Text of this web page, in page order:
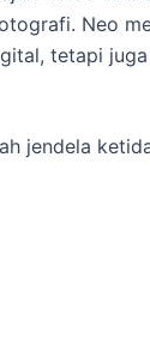
Neo
tetapi
jendela